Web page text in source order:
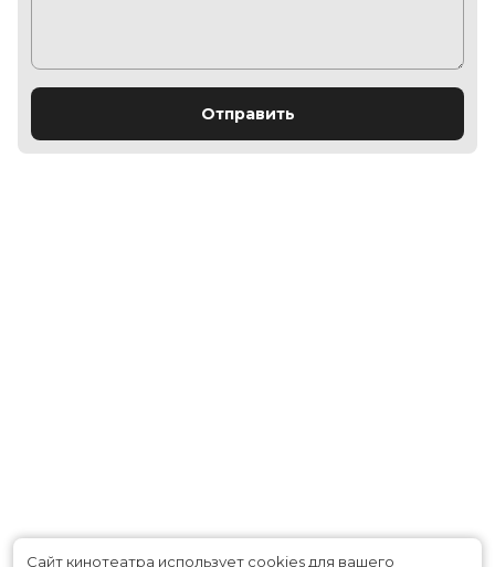
Отправить
Сайт кинотеатра использует cookies для вашего